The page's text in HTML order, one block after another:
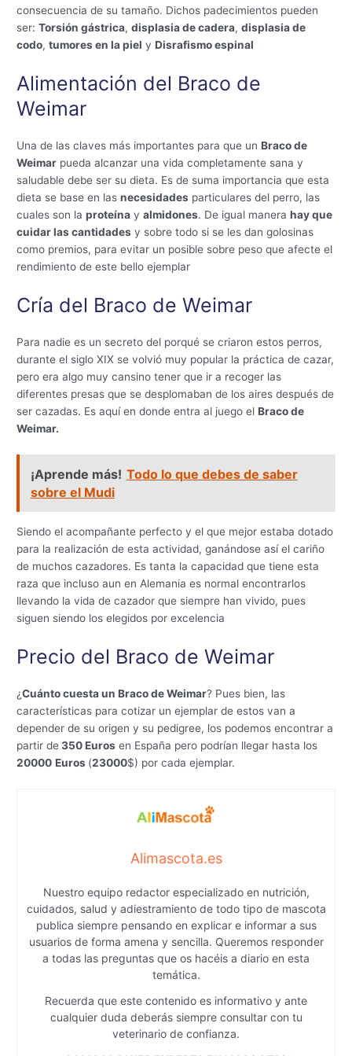
consecuencia de su tamaño. Dichos padecimientos pueden
ser:Torsión gástrica,displasia de cadera,displasia de
codo,tumores en la piel yDisrafismo espinal
Alimentación del Braco de
Weimar
Una de las claves más importantes para que unBraco de
Weimar pueda alcanzar una vida completamente sana y
saludable debe ser su dieta. Es de suma importancia que esta
dieta se base en lasnecesidades particulares del perro, las
cuales son laproteína yalmidones. De igual manerahay que
cuidar las cantidades y sobre todo si se les dan golosinas
como premios, para evitar un posible sobre peso que afecte el
rendimiento de este bello ejemplar
Cría del Braco de Weimar
Para nadie es un secreto del porqué se criaron estos perros,
durante el siglo XIX se volvió muy popular la práctica de cazar,
pero era algo muy cansino tener que ir a recoger las
diferentes presas que se desplomaban de los aires después de
ser cazadas. Es aquí en donde entra al juego elBraco de
Weimar.
¡Aprende más! Todo lo que debes de saber
sobre el Mudi
Siendo el acompañante perfecto y el que mejor estaba dotado
para la realización de esta actividad, ganándose así el cariño
de muchos cazadores. Es tanta la capacidad que tiene esta
raza que incluso aun en Alemania es normal encontrarlos
llevando la vida de cazador que siempre han vivido, pues
siguen siendo los elegidos por excelencia
Precio del Braco de Weimar
¿Cuánto cuesta un Braco de Weimar? Pues bien, las
características para cotizar un ejemplar de estos van a
depender de su origen y su pedigree, los podemos encontrar a
partir de350 Euros en España pero podrían llegar hasta los
20000 Euros (23000$) por cada ejemplar.
Alimascota.es
Nuestro equipo redactor especializado en nutrición,
cuidados, salud y adiestramiento de todo tipo de mascota
publica siempre pensando en explicar e informar a sus
usuarios de forma amena y sencilla. Queremos responder
a todas las preguntas que os hacéis a diario en esta
temática.
Recuerda que este contenido es informativo y ante
cualquier duda deberás siempre consultar con tu
veterinario de confianza.